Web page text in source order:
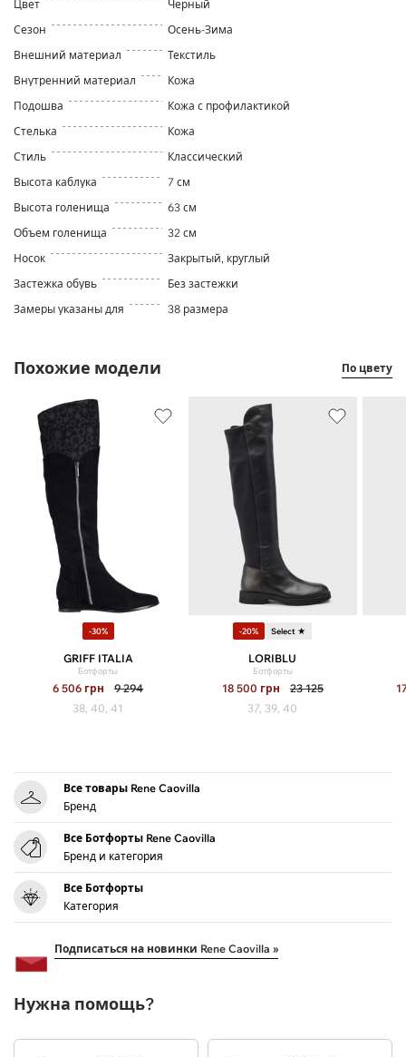
Цвет
Черный
Сезон
Осень-Зима
Внешний материал
Текстиль
Внутренний материал
Кожа
Подошва
Кожа с профилактикой
Стелька
Кожа
Стиль
Классический
Высота каблука
7 см
Высота голенища
63 см
Объем голенища
32 см
Носок
Закрытый, круглый
Застежка обувь
Без застежки
Замеры указаны для
38 размера
Похожие модели По цвету
-30%
GRIFF ITALIA
Ботфорты
6 506 грн
9 294
38, 40, 41
-20% Select ★
LORIBLU
Ботфорты
18 500 грн
23 125
37, 39, 40
Все товары Rene Caovilla
Бренд
Все Ботфорты Rene Caovilla
Бренд и категория
Все Ботфорты
Категория
Подписаться на новинки Rene Caovilla »
Нужна помощь?